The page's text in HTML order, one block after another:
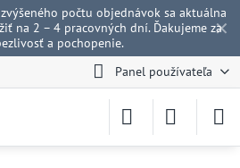
✕
počtu objednávok sa aktuálna
na 2 – 4 pracovných dní. Ďakujeme za
a pochopenie.
Panel používateľa